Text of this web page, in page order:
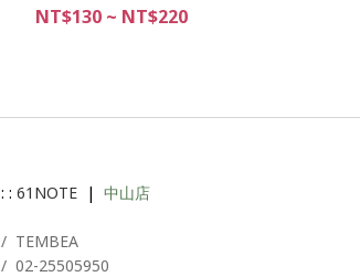
NT$130 ~ NT$220
: : 61NOTE | 中山店
/ TEMBEA
/ 02-25505950